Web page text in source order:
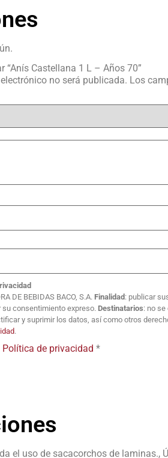
“Anís Castellana 1 L – Años 70”
no será publicada. Los
DE BEBIDAS BACO, S.A. Finalidad : publicar
su consentimiento expreso. Destinatarios: no
y suprimir los datos, así como otros
.
Política de privacidad *
el uso de sacacorchos de